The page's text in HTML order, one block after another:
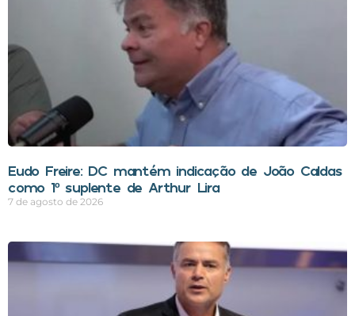
Eudo Freire: DC mantém indicação de João Caldas
como 1º suplente de Arthur Lira
7 de agosto de 2026